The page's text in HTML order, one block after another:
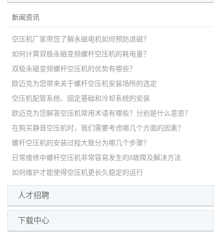
新闻资讯
空压机厂家带您了解永磁电机如何预防退磁？
如何计算双极永磁变频螺杆空压机的耗电量？
双极永磁变频螺杆空压机的优势有哪些？
欧迈克为您带来关于螺杆空压机安装场所的选定
空压机配管系统、固定基础和冷却系统的安装
欧迈克为您解答空压机常用术语有哪些？分别是什么意思？
在购买静音空压机时，我们需要考虑哪几个方面的因素？
螺杆空压机的安装过程大致分为哪几个步骤？
日常维修中螺杆空压机非常容易发生的8故障及解决方法
如何维护才能使得空压机更长久稳定的运行
人才招聘
下载中心